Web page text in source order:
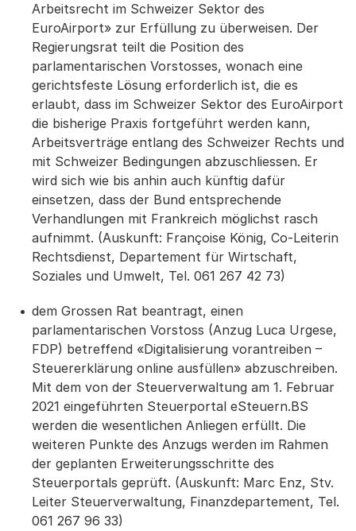
Arbeitsrecht im Schweizer Sektor des
EuroAirport» zur Erfüllung zu überweisen. Der
Regierungsrat teilt die Position des
parlamentarischen Vorstosses, wonach eine
gerichtsfeste Lösung erforderlich ist, die es
erlaubt, dass im Schweizer Sektor des EuroAirport
die bisherige Praxis fortgeführt werden kann,
Arbeitsverträge entlang des Schweizer Rechts und
mit Schweizer Bedingungen abzuschliessen. Er
wird sich wie bis anhin auch künftig dafür
einsetzen, dass der Bund entsprechende
Verhandlungen mit Frankreich möglichst rasch
aufnimmt. (Auskunft: Françoise König, Co-Leiterin
Rechtsdienst, Departement für Wirtschaft,
Soziales und Umwelt, Tel. 061 267 42 73)
dem Grossen Rat beantragt, einen
parlamentarischen Vorstoss (Anzug Luca Urgese,
FDP) betreffend «Digitalisierung vorantreiben –
Steuererklärung online ausfüllen» abzuschreiben.
Mit dem von der Steuerverwaltung am 1. Februar
2021 eingeführten Steuerportal eSteuern.BS
werden die wesentlichen Anliegen erfüllt. Die
weiteren Punkte des Anzugs werden im Rahmen
der geplanten Erweiterungsschritte des
Steuerportals geprüft. (Auskunft: Marc Enz, Stv.
Leiter Steuerverwaltung, Finanzdepartement, Tel.
061 267 96 33)